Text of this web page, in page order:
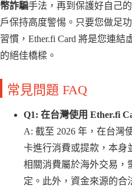
幣詐騙手法，再到保護好自己
戶保持高度警惕。只要您做足
習慣，Ether.fi Card 將是您連
的絕佳橋樑。
常見問題 FAQ
Q1: 在台灣使用 Ether.fi
A: 截至 2026 年，在台灣
卡進行消費或提款，本身
相關消費屬於海外交易，
定。此外，資金來源的合